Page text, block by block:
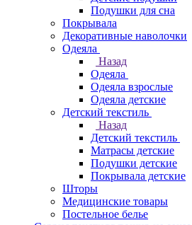
Подушки для сна
Покрывала
Декоративные наволочки
Одеяла
Назад
Одеяла
Одеяла взрослые
Одеяла детские
Детский текстиль
Назад
Детский текстиль
Матрасы детские
Подушки детские
Покрывала детские
Шторы
Медицинские товары
Постельное белье